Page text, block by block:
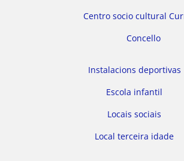
Centro socio cultural
Concello
Instalacions deportivas
Escola infantil
Locais sociais
Local terceira idade